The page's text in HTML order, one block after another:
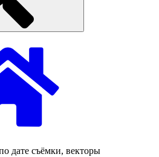
дате съёмки, векторы